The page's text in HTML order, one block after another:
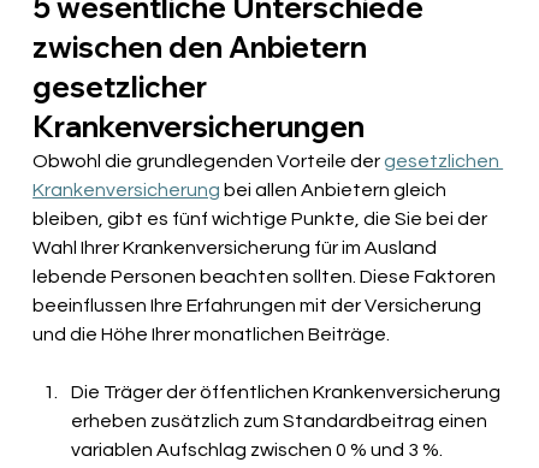
5 wesentliche Unterschiede
zwischen den Anbietern
gesetzlicher
Krankenversicherungen
Obwohl die grundlegenden Vorteile dergesetzlichen
Krankenversicherung bei allen Anbietern gleich
bleiben, gibt es fünf wichtige Punkte, die Sie bei der
Wahl Ihrer Krankenversicherung für im Ausland
lebende Personen beachten sollten. Diese Faktoren
beeinflussen Ihre Erfahrungen mit der Versicherung
und die Höhe Ihrer monatlichen Beiträge.
Die Träger der öffentlichen Krankenversicherung
erheben zusätzlich zum Standardbeitrag einen
variablen Aufschlag zwischen 0 % und 3 %.